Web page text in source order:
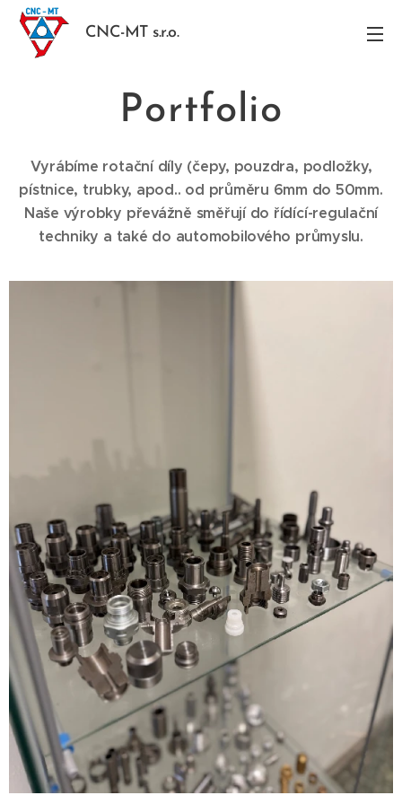
CNC-MT s.r.o.
Portfolio
Vyrábíme rotační díly (čepy, pouzdra, podložky,
pístnice, trubky, apod.. od průměru 6mm do 50mm.
Naše výrobky převážně směřují do řídící-regulační
techniky a také do automobilového průmyslu.